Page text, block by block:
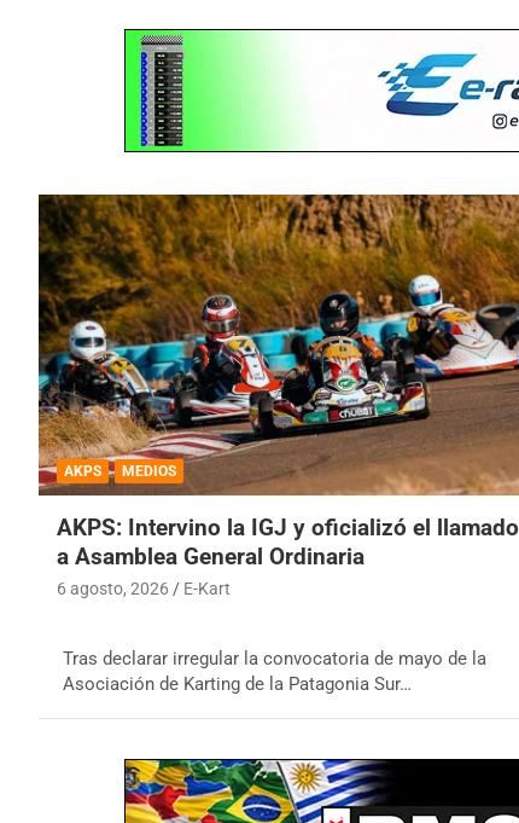
AKPS MEDIOS
AKPS: Intervino la IGJ y oficializó el llamado
a Asamblea General Ordinaria
6 agosto, 2026 E-Kart
Tras declarar irregular la convocatoria de mayo de la
Asociación de Karting de la Patagonia Sur…